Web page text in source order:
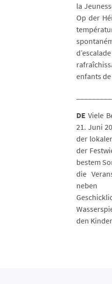
la
Op der
enfants de
DE Viele
21. Juni
der
der
bestem
die
neben
den